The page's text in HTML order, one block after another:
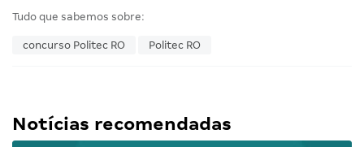
Tudo que sabemos sobre:
concurso Politec RO Politec RO
Notícias recomendadas